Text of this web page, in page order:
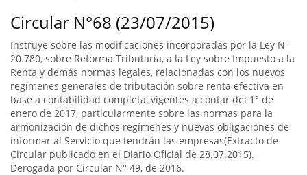
Circular N°68 (23/07/2015)
Instruye sobre las modificaciones incorporadas por la Ley N°
20.780, sobre Reforma Tributaria, a la Ley sobre Impuesto a la
Renta y demás normas legales, relacionadas con los nuevos
regímenes generales de tributación sobre renta efectiva en
base a contabilidad completa, vigentes a contar del 1° de
enero de 2017, particularmente sobre las normas para la
armonización de dichos regímenes y nuevas obligaciones de
informar al Servicio que tendrán las empresas(Extracto de
Circular publicado en el Diario Oficial de 28.07.2015).
Derogada por Circular N° 49, de 2016.